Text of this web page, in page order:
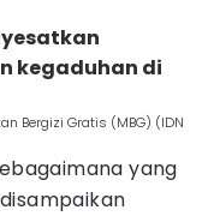
kegaduhan di
Bergizi Gratis (MBG) (IDN
yang